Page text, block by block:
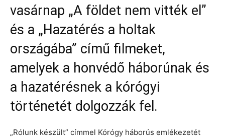
vasárnap „A földet nem vitték el”
és a „Hazatérés a holtak
országába” című filmeket,
amelyek a honvédő háborúnak és
a hazatérésnek a kórógyi
történetét dolgozzák fel.
„Rólunk készült” címmel Kórógy háborús emlékezetét